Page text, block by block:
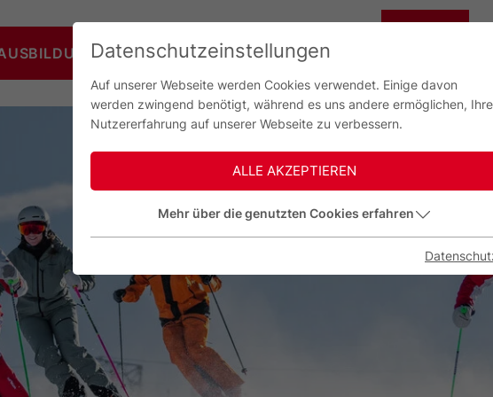
Datenschutzeinstellungen
Auf unserer Webseite werden Cookies verwendet. Einige davon
werden zwingend benötigt, während es uns andere ermöglichen, Ihre
Nutzererfahrung auf unserer Webseite zu verbessern.
ALLE AKZEPTIEREN
Mehr über die genutzten Cookies erfahren